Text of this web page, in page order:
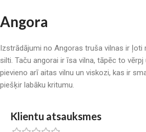
Angora
Izstrādājumi no Angoras truša vilnas ir ļoti
silti. Taču angorai ir īsa vilna, tāpēc to
pievieno arī aitas vilnu un viskozi, kas ir
piešķir labāku kritumu.
Klientu atsauksmes